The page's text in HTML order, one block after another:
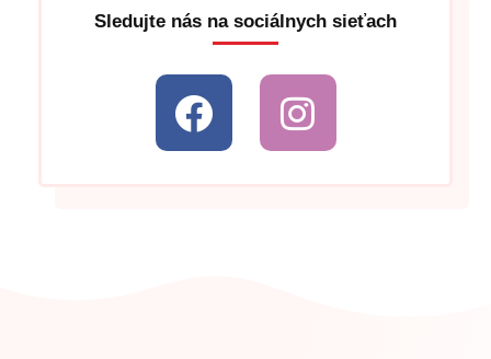
Sledujte nás na sociálnych sieťach